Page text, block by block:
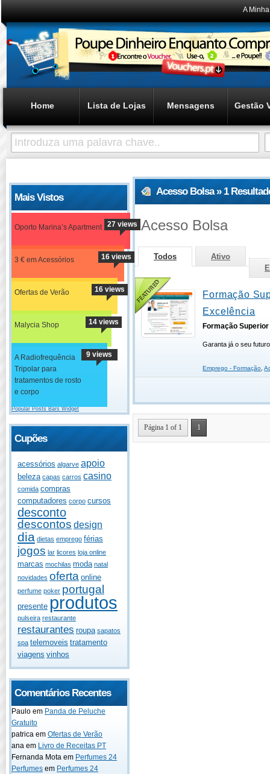
A
Home Lista de Lojas Mensagens Gestão
Mais Vistos
Oporto Marina’s Apartment 27 views
3 € em Acessórios 16 views
Ofertas de Verão 16 views
Malycia Shop 14 views
A Radiofrequência
Tripolar para
tratamentos de rosto
e corpo
9 views
Popular Posts Bars Widget
Cupões
acessórios algarve apoio
beleza capas carros casino
comida compras
computadores corpo cursos
desconto
descontos design
dia dietas emprego férias
jogos lar licores loja online
marcas mochilas moda natal
novidades oferta online
perfume poker portugal
presente produtos
pulseira restaurante
restaurantes roupa sapatos
spa telemoveis tratamento
viagens vinhos
Comentários Recentes
Paulo em Panda de Peluche
Gratuito
patrica em Ofertas de Verão
ana em Livro de Receitas PT
Fernanda Mota em Perfumes 24
Perfumes em Perfumes 24
Acesso Bolsa » 1
Acesso Bolsa
Todos
Ativo
Formação
Excelência
Formação
Garanta já o seu
Emprego - Formação ,
Página 1 of 1 1